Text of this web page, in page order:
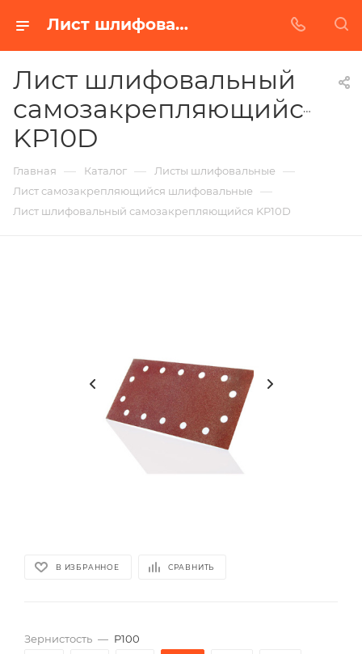
Лист шлифовальный самозакрепляющийся KP10D в Белгороде | Купить по недорогой цене от Абразивного Завода
Лист шлифовальный
самозакрепляющийся
KP10D
Главная — Каталог — Листы шлифовальные —
Лист самозакрепляющийся шлифовальные —
Лист шлифовальный самозакрепляющийся KP10D
В ИЗБРАННОЕ СРАВНИТЬ
Зернистость — P100